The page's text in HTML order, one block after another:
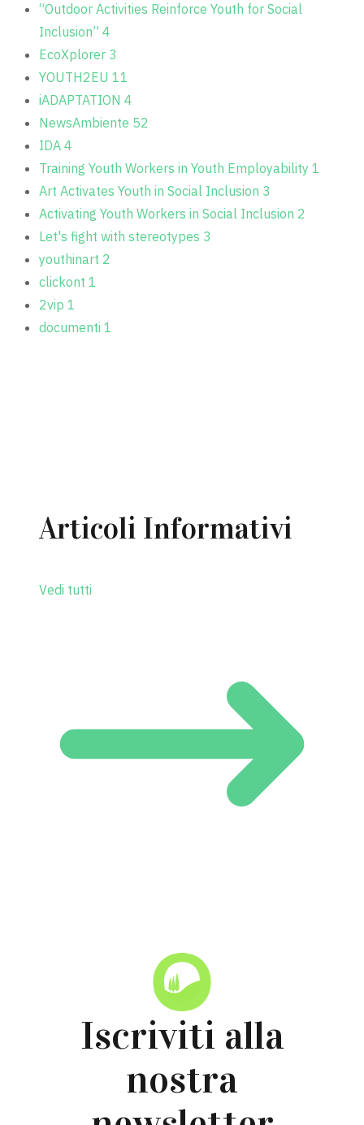
“Outdoor Activities Reinforce Youth for Social
Inclusion” 4
EcoXplorer 3
YOUTH2EU 11
iADAPTATION 4
NewsAmbiente 52
IDA 4
Training Youth Workers in Youth Employability 1
Art Activates Youth in Social Inclusion 3
Activating Youth Workers in Social Inclusion 2
Let's fight with stereotypes 3
youthinart 2
clickont 1
2vip 1
documenti 1
Articoli Informativi
Vedi tutti
Iscriviti alla
nostra